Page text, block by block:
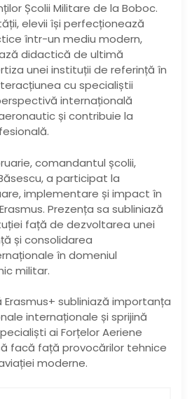
Școlii Militare de la Boboc.
elevii își perfecționează
într-un mediu modern,
didactică de ultimă
unei instituții de referință în
cu specialiștii
internațională
și contribuie la
comandantul școlii,
a participat la
implementare și impact în
Prezența sa subliniază
față de dezvoltarea unei
și consolidarea
în domeniul
militar.
subliniază importanța
internaționale și sprijină
ai Forțelor Aeriene
facă față provocărilor tehnice
moderne.